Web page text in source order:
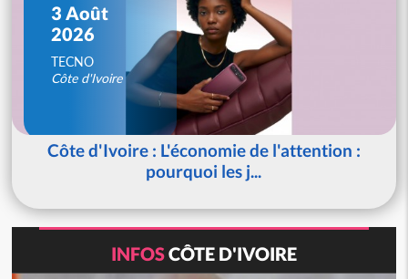
3 Août
2026
TECNO
Côte d'Ivoire
Côte d'Ivoire : L'économie de l'attention :
pourquoi les j...
INFOSCÔTE D'IVOIRE